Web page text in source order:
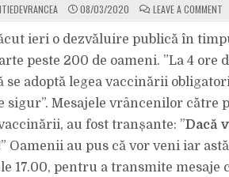
08/03/2020 LEAVE A COMMENTON
4
ÎN
&
ieri o dezvăluire publică în
peste 200 de oameni. ”La 4 ore
se adoptă legea vaccinării
sigur”. Mesajele vrâncenilor
au fost tranșante: ”Dacă
” Oamenii au pus că vor veni iar
17.00, pentru a transmite mesaje